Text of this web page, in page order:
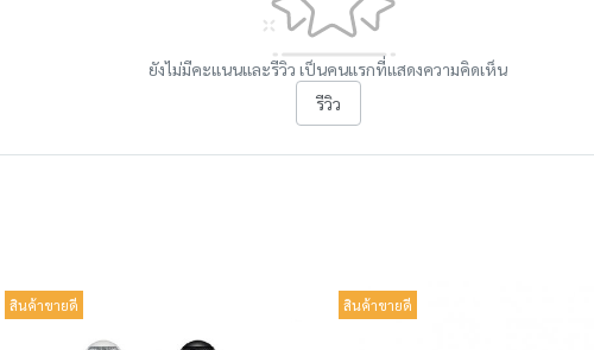
ยังไม่มีคะแนนและรีวิว เป็นคนแรกที่แสดงความคิดเห็น
รีวิว
สินค้าขายดี สินค้าขายดี